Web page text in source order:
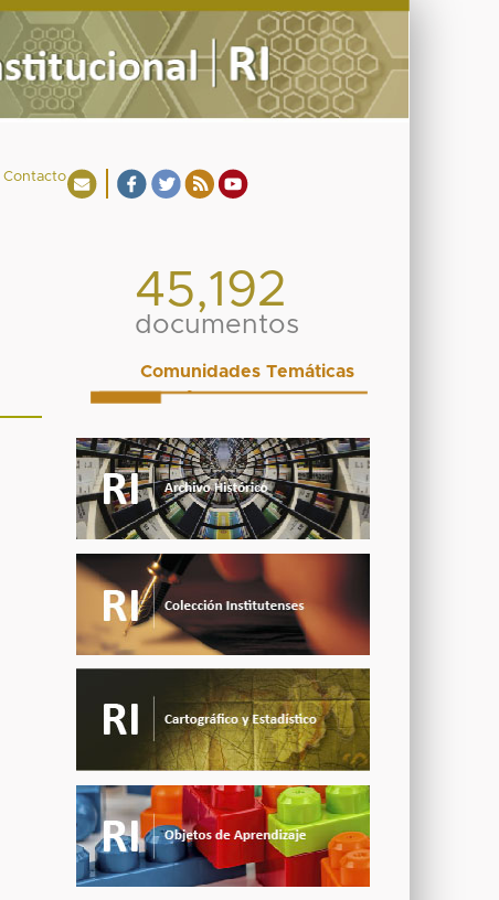
Contacto
45,192
documentos
Comunidades Temáticas